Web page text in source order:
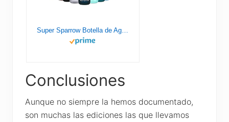
Conclusiones
Aunque no siempre la hemos documentado,
son muchas las ediciones las que llevamos